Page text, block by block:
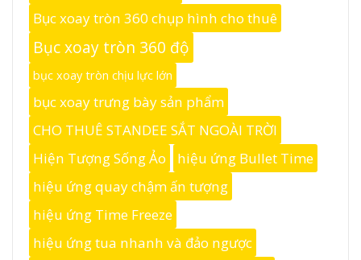
Bục xoay tròn 360 chụp hình cho thuê
Bục xoay tròn 360 độ
bục xoay tròn chịu lực lớn
bục xoay trưng bày sản phẩm
CHO THUÊ STANDEE SẮT NGOÀI TRỜI
Hiện Tượng Sống Ảo
hiệu ứng Bullet Time
hiệu ứng quay chậm ấn tượng
hiệu ứng Time Freeze
hiệu ứng tua nhanh và đảo ngược